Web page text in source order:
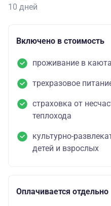
10 дней
Включено в стоимость
проживание в
трехразовое
страховка от
теплохода
культурно-
детей и взрослых
Оплачивается отдельно